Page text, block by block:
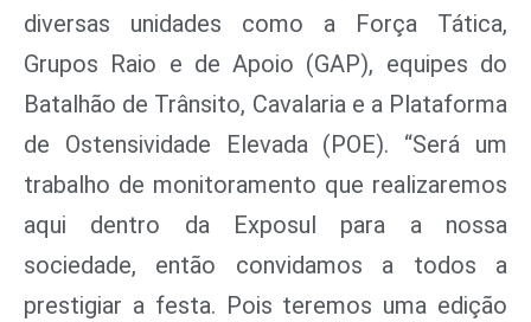
diversas unidades como a Força Tática,
Grupos Raio e de Apoio (GAP), equipes do
Batalhão de Trânsito, Cavalaria e a Plataforma
de Ostensividade Elevada (POE). “Será um
trabalho de monitoramento que realizaremos
aqui dentro da Exposul para a nossa
sociedade, então convidamos a todos a
prestigiar a festa. Pois teremos uma edição